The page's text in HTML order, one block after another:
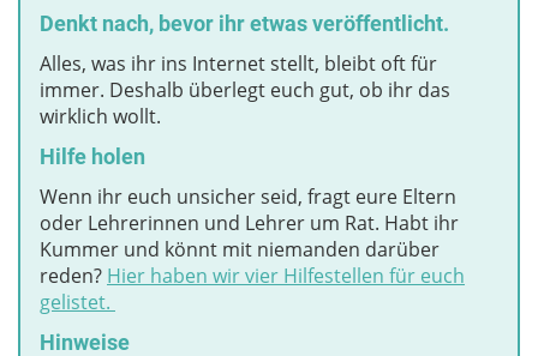
Denkt nach, bevor ihr etwas veröffentlicht.
Alles, was ihr ins Internet stellt, bleibt oft für
immer. Deshalb überlegt euch gut, ob ihr das
wirklich wollt.
Hilfe holen
Wenn ihr euch unsicher seid, fragt eure Eltern
oder Lehrerinnen und Lehrer um Rat. Habt ihr
Kummer und könnt mit niemanden darüber
reden? Hier haben wir vier Hilfestellen für euch
gelistet.
Hinweise